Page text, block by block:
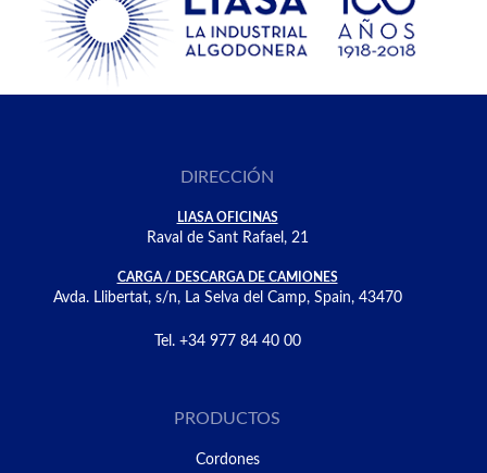
DIRECCIÓN
LIASA OFICINAS
Raval de Sant Rafael, 21
CARGA / DESCARGA DE CAMIONES
Avda. Llibertat, s/n, La Selva del Camp, Spain, 43470
Tel. +34 977 84 40 00
PRODUCTOS
Cordones